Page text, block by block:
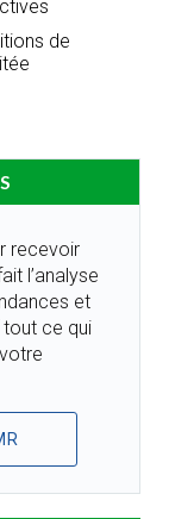
de
recevoir
l’analyse
et
tout ce qui